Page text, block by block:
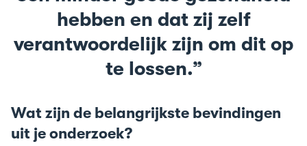
hebben en dat zij zelf
verantwoordelijk zijn om dit op
te lossen.
Wat zijn de belangrijkste bevindingen
uit je onderzoek?